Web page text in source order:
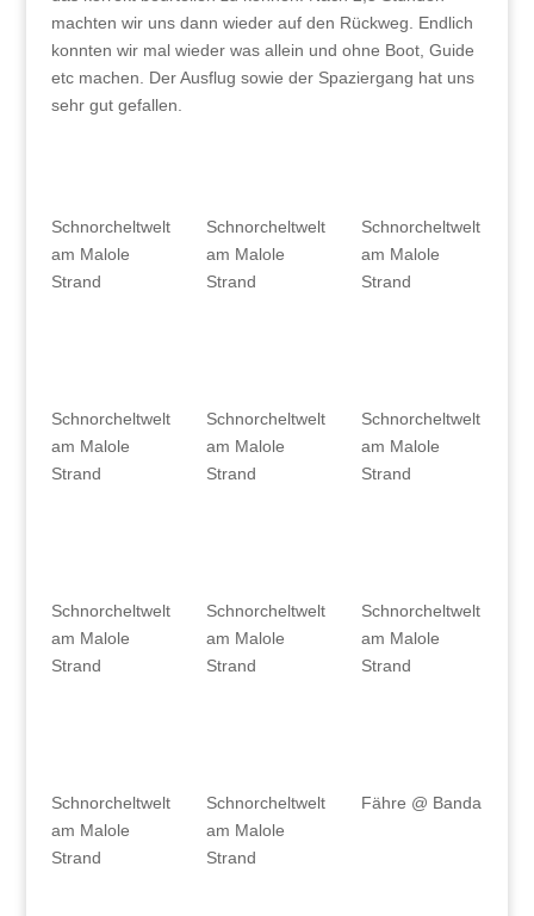
machten wir uns dann wieder auf den Rückweg. Endlich
konnten wir mal wieder was allein und ohne Boot, Guide
etc machen. Der Ausflug sowie der Spaziergang hat uns
sehr gut gefallen.
Schnorcheltwelt
am Malole
Strand
Schnorcheltwelt
am Malole
Strand
Schnorcheltwelt
am Malole
Strand
Schnorcheltwelt
am Malole
Strand
Schnorcheltwelt
am Malole
Strand
Schnorcheltwelt
am Malole
Strand
Schnorcheltwelt
am Malole
Strand
Schnorcheltwelt
am Malole
Strand
Schnorcheltwelt
am Malole
Strand
Schnorcheltwelt
am Malole
Strand
Schnorcheltwelt
am Malole
Strand
Fähre @ Banda